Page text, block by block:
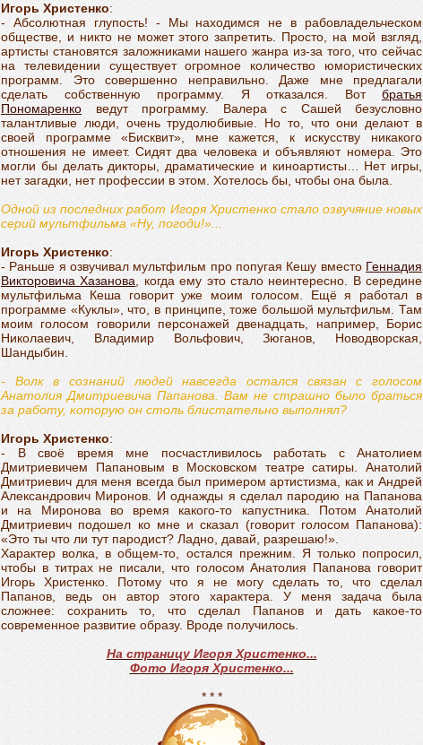
Игорь Христенко:
- Абсолютная глупость! - Мы находимся не в рабовладельческом
обществе, и никто не может этого запретить. Просто, на мой взгляд,
артисты становятся заложниками нашего жанра из-за того, что сейчас
на телевидении существует огромное количество юмористических
программ. Это совершенно неправильно. Даже мне предлагали
сделать собственную программу. Я отказался. Вот братья
Пономаренко ведут программу. Валера с Сашей безусловно
талантливые люди, очень трудолюбивые. Но то, что они делают в
своей программе «Бисквит», мне кажется, к искусству никакого
отношения не имеет. Сидят два человека и объявляют номера. Это
могли бы делать дикторы, драматические и киноартисты… Нет игры,
нет загадки, нет профессии в этом. Хотелось бы, чтобы она была.
Одной из последних работ Игоря Христенко стало озвучяние новых
серий мультфильма «Ну, погоди!»...
Игорь Христенко:
- Раньше я озвучивал мультфильм про попугая Кешу вместо Геннадия
Викторовича Хазанова , когда ему это стало неинтересно. В середине
мультфильма Кеша говорит уже моим голосом. Ещё я работал в
программе «Куклы», что, в принципе, тоже большой мультфильм. Там
моим голосом говорили персонажей двенадцать, например, Борис
Николаевич, Владимир Вольфович, Зюганов, Новодворская,
Шандыбин.
- Волк в сознаний людей навсегда остался связан с голосом
Анатолия Дмитриевича Папанова. Вам не страшно было браться
за работу, которую он столь блистательно выполнял?
Игорь Христенко:
- В своё время мне посчастливилось работать с Анатолием
Дмитриевичем Папановым в Московском театре сатиры. Анатолий
Дмитриевич для меня всегда был примером артистизма, как и Андрей
Александрович Миронов. И однажды я сделал пародию на Папанова
и на Миронова во время какого-то капустника. Потом Анатолий
Дмитриевич подошел ко мне и сказал (говорит голосом Папанова):
«Это ты что ли тут пародист? Ладно, давай, разрешаю!».
Характер волка, в общем-то, остался прежним. Я только попросил,
чтобы в титрах не писали, что голосом Анатолия Папанова говорит
Игорь Христенко. Потому что я не могу сделать то, что сделал
Папанов, ведь он автор этого характера. У меня задача была
сложнее: сохранить то, что сделал Папанов и дать какое-то
современное развитие образу. Вроде получилось.
На страницу Игоря Христенко...
Фото Игоря Христенко...
* * *